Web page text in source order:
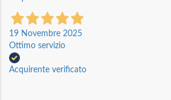
19 Novembre 2025
Ottimo servizio
Acquirente verificato